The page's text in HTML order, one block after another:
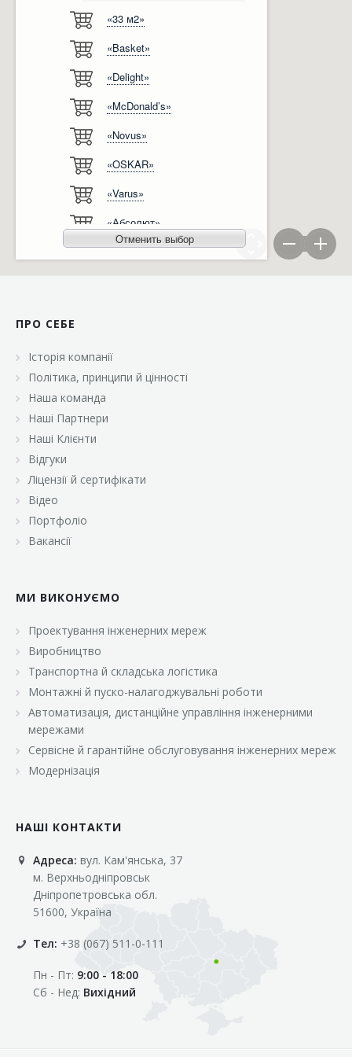
Ліцензії, сертифікати, дипломи
Автоматизація
Модернізація
«33 м2»
«Basket»
«Delight»
«McDonald’s»
«Novus»
«OSKAR»
«Varus»
«Абсолют»
«Агро-Овен»
«Велмарт»
«ВК Експресс»
«Класс»
«Континент»
«Малинка»
«Марс»
«Оптовичок»
«Свіжачок»
«Сільпо»
«Фора»
«Фреш»
«Фуршет»
«Цент»
Отменить выбор
ПРО СЕБЕ
Історія компанії
Політика, принципи й цінності
Наша команда
Наші Партнери
Наші Клієнти
Відгуки
Ліцензії й сертифікати
Відео
Портфоліо
Вакансії
МИ ВИКОНУЄМО
Проектування інженерних мереж
Виробництво
Транспортна й складська логістика
Монтажні й пуско-налагоджувальні роботи
Автоматизація, дистанційне управління інженерними
мережами
Сервісне й гарантійне обслуговування інженерних мереж
Модернізація
НАШІ КОНТАКТИ
Адреса: вул. Кам'янська, 37
м. Верхньодніпровськ
Дніпропетровська обл.
51600, Україна
Тел: +38 (067) 511-0-111
Пн - Пт: 9:00 - 18:00
Сб - Нед: Вихідний